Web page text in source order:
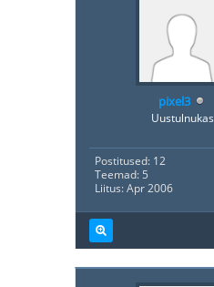
pixel3
Uustulnukas
Postitused: 12
Teemad: 5
Liitus: Apr 2006